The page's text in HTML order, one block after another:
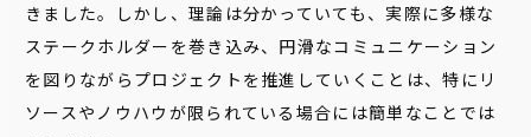
きました。しかし、理論は分かっていても、実際に多様な
ステークホルダーを巻き込み、円滑なコミュニケーション
を図りながらプロジェクトを推進していくことは、特にリ
ソースやノウハウが限られている場合には簡単なことでは